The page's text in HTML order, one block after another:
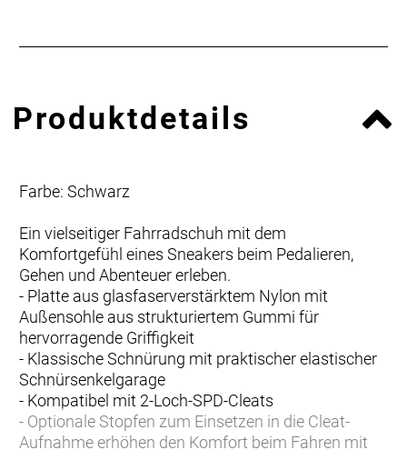
Produktdetails
Farbe: Schwarz
Ein vielseitiger Fahrradschuh mit dem
Komfortgefühl eines Sneakers beim Pedalieren,
Gehen und Abenteuer erleben.
- Platte aus glasfaserverstärktem Nylon mit
Außensohle aus strukturiertem Gummi für
hervorragende Griffigkeit
- Klassische Schnürung mit praktischer elastischer
Schnürsenkelgarage
- Kompatibel mit 2-Loch-SPD-Cleats
- Optionale Stopfen zum Einsetzen in die Cleat-
Aufnahme erhöhen den Komfort beim Fahren mit